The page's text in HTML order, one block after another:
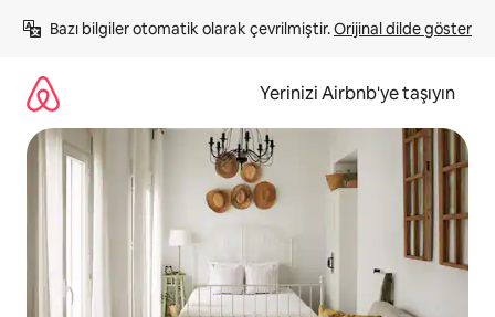
atla
Bazı bilgiler otomatik olarak çevrilmiştir. Orijinal dilde göster
Yerinizi Airbnb'ye taşıyın